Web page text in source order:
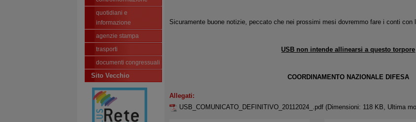
quotidiani e
informazione
agenzie stampa
trasporti
documenti congressuali
Sito Vecchio
Sicuramente buone notizie, peccato che nei prossimi mesi dovremmo fare i conti con
USB non intende allinearsi a questo torpore
COORDINAMENTO NAZIONALE DIFESA
Allegati:
USB_COMUNICATO_DEFINITIVO_20112024_.pdf (Dimensioni: 118 KB, Ultima